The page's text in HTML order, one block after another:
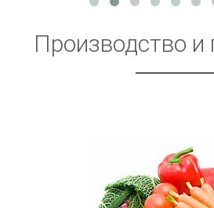
Производство и